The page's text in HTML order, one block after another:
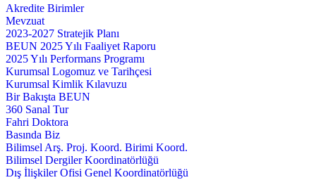
Akredite Birimler
Mevzuat
2023-2027 Stratejik Planı
BEUN 2025 Yılı Faaliyet Raporu
2025 Yılı Performans Programı
Kurumsal Logomuz ve Tarihçesi
Kurumsal Kimlik Kılavuzu
Bir Bakışta BEUN
360 Sanal Tur
Fahri Doktora
Basında Biz
Bilimsel Arş. Proj. Koord. Birimi Koord.
Bilimsel Dergiler Koordinatörlüğü
Dış İlişkiler Ofisi Genel Koordinatörlüğü